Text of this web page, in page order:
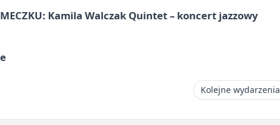
Kamila Walczak Quintet – koncert jazzowy
Kolejne wydarzenia